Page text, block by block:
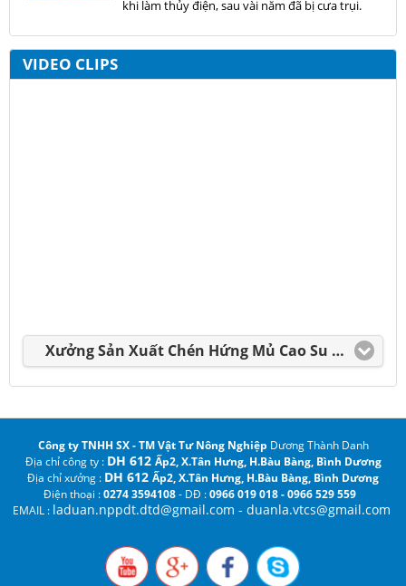
khi làm thủy điện, sau vài năm đã bị cưa trụi.
VIDEO CLIPS
Xưởng Sản Xuất Chén Hứng Mủ Cao Su Dương Thành Danh
Công ty TNHH SX - TM Vật Tư Nông Nghiệp Dương Thành Danh
Địa chỉ công ty : DH 612 Ấp2, X.Tân Hưng, H.Bàu Bàng, Bình Dương
Địa chỉ xưởng : DH 612 Ấp2, X.Tân Hưng, H.Bàu Bàng, Bình Dương
Điện thoại :0274 3594108- DĐ :0966 019 018 - 0966 529 559
EMAIL : laduan.nppdt.dtd@gmail.com - duanla.vtcs@gmail.com